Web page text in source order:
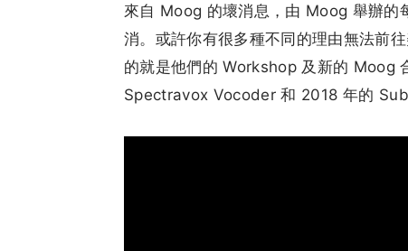
來自 Moog 的壞消息，由 Moog 舉辦
消。或許你有很多種不同的理由無法前
的就是他們的 Workshop 及新的 Moog
Spectravox Vocoder 和 2018 年的